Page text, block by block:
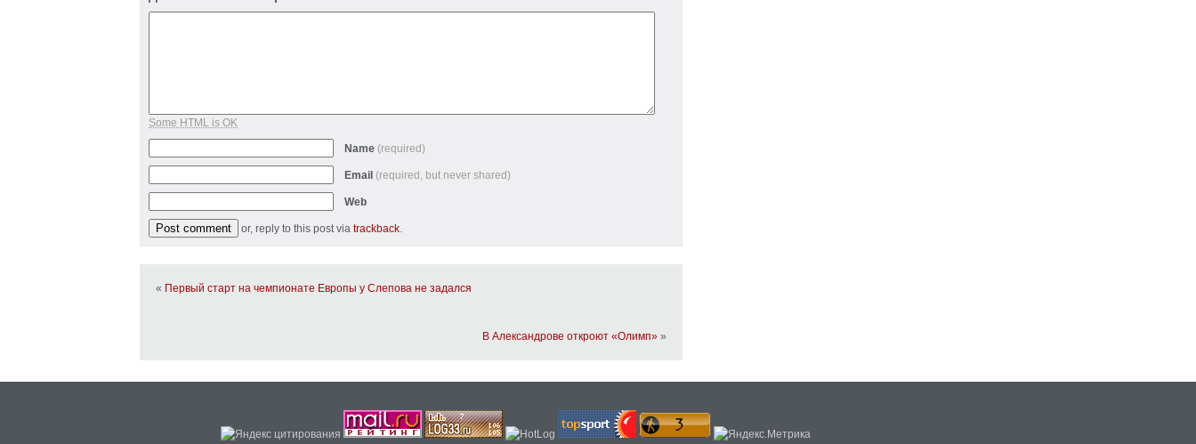
Some HTML is OK
Name (required)
Email (required, but never shared)
Web
or, reply to this post via trackback.
« Первый старт на чемпионате Европы у Слепова не задался
В Александрове откроют «Олимп» »